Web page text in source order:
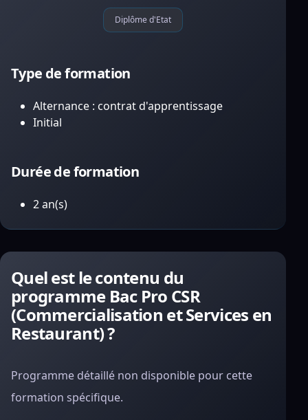
Diplôme d'Etat
Type de formation
Alternance : contrat d'apprentissage
Initial
Durée de formation
2 an(s)
Quel est le contenu du
programme Bac Pro CSR
(Commercialisation et Services en
Restaurant) ?
Programme détaillé non disponible pour cette
formation spécifique.